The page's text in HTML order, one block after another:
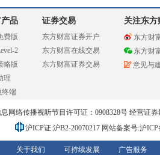
品
费版
2
略版
理
终端
证券交易
东方财富证券开户
东方财富在线交易
东方财富证券交易
关注东方
东方财
东方财
意见与
网络传播视听节目许可证：0908328号 经营证
沪ICP证:沪B2-20070217 网站备案号:沪
关于我们 可持续发展 广告服务